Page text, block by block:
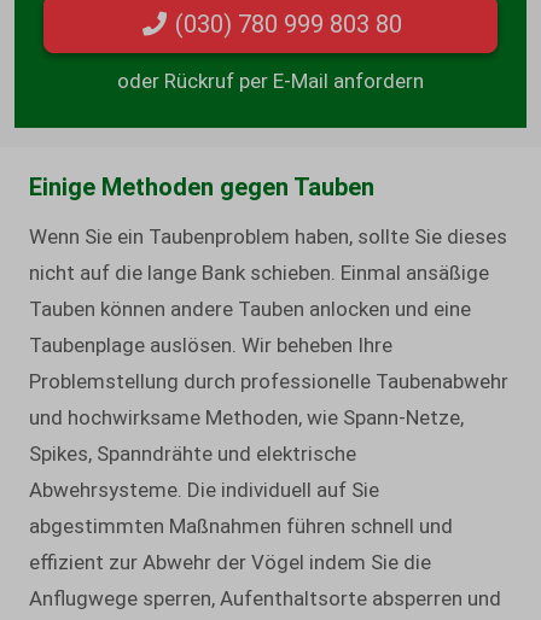
(030) 780 999 803 80
oder Rückruf per E-Mail anfordern
Einige Methoden gegen Tauben
Wenn Sie ein Taubenproblem haben, sollte Sie dieses
nicht auf die lange Bank schieben. Einmal ansäßige
Tauben können andere Tauben anlocken und eine
Taubenplage auslösen. Wir beheben Ihre
Problemstellung durch professionelle Taubenabwehr
und hochwirksame Methoden, wie Spann-Netze,
Spikes, Spanndrähte und elektrische
Abwehrsysteme. Die individuell auf Sie
abgestimmten Maßnahmen führen schnell und
effizient zur Abwehr der Vögel indem Sie die
Anflugwege sperren, Aufenthaltsorte absperren und